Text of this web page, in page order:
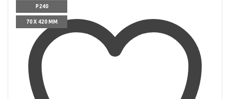
P240
70 X 420 ММ